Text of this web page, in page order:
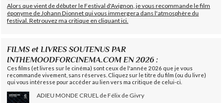
Alors que vient de débuter le Festival d'Avignon, je vous recommande le film
éponyme de Johann Dionnet qui vous immergera dans l'atmosphère du
festival. Retrouvez ma critique en cliquant ici.
FILMS et LIVRES SOUTENUS PAR
INTHEMOODFORCINEMA.COM EN 2026 :
Ces films (et livres sur le cinéma) sont ceux de l'année 2026 que je vous
recommande vivement, sans réserves. Cliquez sur le titre du film (ou du livre)
qui vous intéresse pour accéder au lien vers ma critique de celui-ci.
ADIEU MONDE CRUEL de Félix de Givry